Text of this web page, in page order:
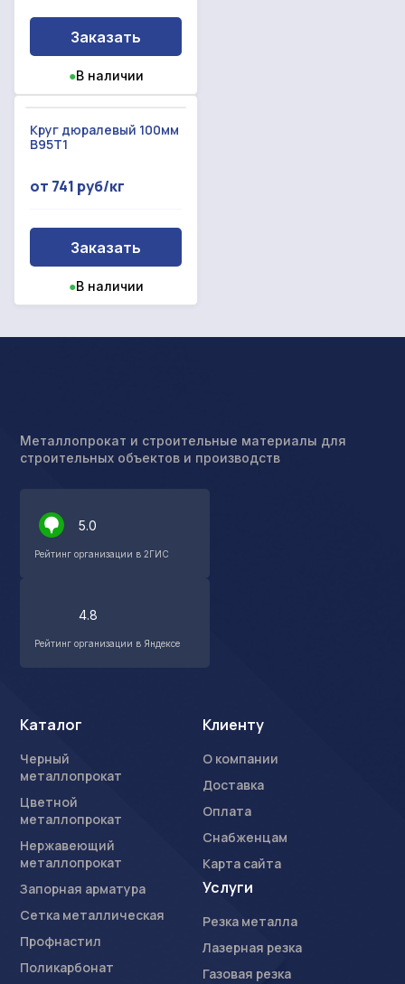
Заказать
●В наличии
Круг дюралевый 100мм
В95Т1
от 741 руб/кг
Заказать
●В наличии
Металлопрокат и строительные материалы для
строительных объектов и производств
5.0
Рейтинг организации в 2ГИС
4.8
Рейтинг организации в Яндексе
Каталог
Черный
металлопрокат
Цветной
металлопрокат
Нержавеющий
металлопрокат
Запорная арматура
Сетка металлическая
Профнастил
Поликарбонат
Клиенту
О компании
Доставка
Оплата
Снабженцам
Карта сайта
Услуги
Резка металла
Лазерная резка
Газовая резка